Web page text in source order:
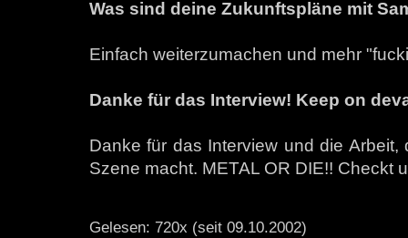
Was sind deine Zukunftspläne mit
Einfach weiterzumachen und mehr
Danke für das Interview! Keep on
Danke für das Interview und die
Szene macht. METAL OR DIE!! Checkt
Gelesen: 720x (seit 09.10.2002)